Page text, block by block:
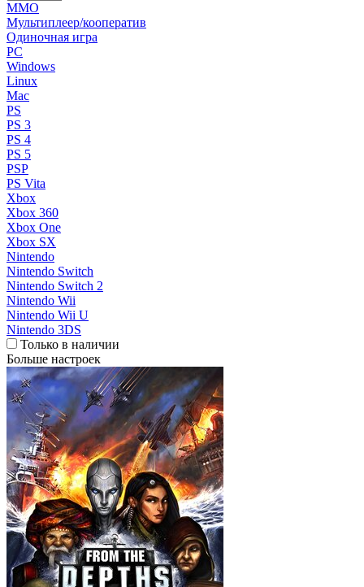
MMO
Мультиплеер/кооператив
Одиночная игра
PC
Windows
Linux
Mac
PS
PS 3
PS 4
PS 5
PSP
PS Vita
Xbox
Xbox 360
Xbox One
Xbox SX
Nintendo
Nintendo Switch
Nintendo Switch 2
Nintendo Wii
Nintendo Wii U
Nintendo 3DS
Только в наличии
Больше настроек